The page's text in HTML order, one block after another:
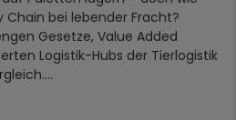
Chain bei lebender Fracht?
Gesetze, Value Added
Logistik-Hubs der Tierlogistik